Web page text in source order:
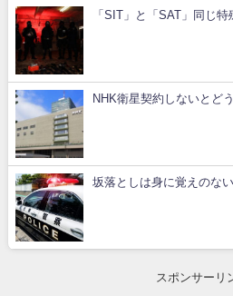
「SIT」と「SAT」同じ
NHK衛星契約しないとど
坂落としは身に覚えのな
スポンサーリ